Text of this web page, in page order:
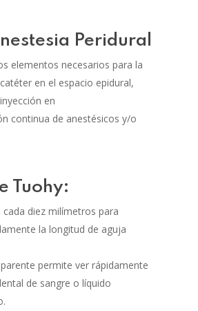
Peridural
elementos necesarios para la
en el espacio epidural,
en
continua de anestésicos y/o
Tuohy:
cada diez milímetros para
la longitud de aguja
permite ver rápidamente
de sangre o líquido